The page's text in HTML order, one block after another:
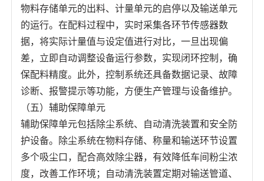
物料存储单元的出料、计量单元的启停以及输送单元
的运行。在配料过程中，实时采集各环节传感器数
据，将实际计量值与设定值进行对比，一旦出现偏
差，立即自动调整设备运行参数，实现闭环控制，确
保配料精度。此外，控制系统还具备数据记录、故障
诊断、报警提示等功能，方便生产管理与设备维护。
（五）辅助保障单元
辅助保障单元包括除尘系统、自动清洗装置和安全防
护设备。除尘系统在物料存储、称量和输送环节设置
多个吸尘口，配合高效除尘器，有效降低车间粉尘浓
度，改善工作环境；自动清洗装置定期对输送管道、